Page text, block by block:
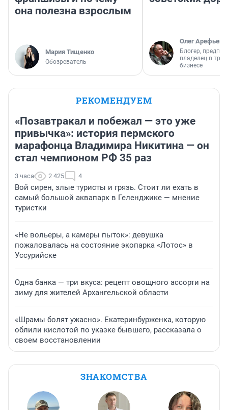
она полезна взрослым
Мария Тищенко
Обозреватель
Олег Арефьев
Блогер,
владелец в
бизнесе
РЕКОМЕНДУЕМ
«Позавтракал и побежал — это уже
привычка»: история пермского
марафонца Владимира Никитина — он
стал чемпионом РФ 35 раз
3 часа 2 425 4
Вой сирен, злые туристы и грязь. Стоит ли ехать в
самый большой аквапарк в Геленджике — мнение
туристки
«Не вольеры, а камеры пыток»: девушка
пожаловалась на состояние экопарка «Лотос» в
Уссурийске
Одна банка — три вкуса: рецепт овощного ассорти на
зиму для жителей Архангельской области
«Шрамы болят ужасно». Екатеринбурженка, которую
облили кислотой по указке бывшего, рассказала о
своем восстановлении
ЗНАКОМСТВА